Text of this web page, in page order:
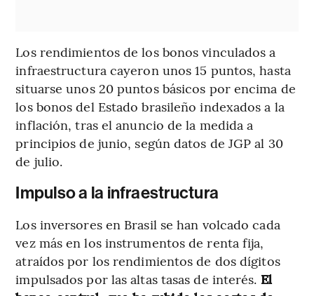
Los rendimientos de los bonos vinculados a
infraestructura cayeron unos 15 puntos, hasta
situarse unos 20 puntos básicos por encima de
los bonos del Estado brasileño indexados a la
inflación, tras el anuncio de la medida a
principios de junio, según datos de JGP al 30
de julio.
Impulso a la infraestructura
Los inversores en Brasil se han volcado cada
vez más en los instrumentos de renta fija,
atraídos por los rendimientos de dos dígitos
impulsados por las altas tasas de interés. El